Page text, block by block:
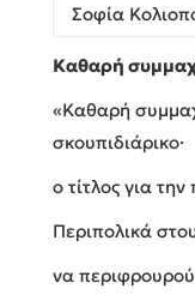
Σοφία
Καθαρή
«Καθαρή
σκουπιδιάρικο·
ο τίτλος για
Περιπολικά
να